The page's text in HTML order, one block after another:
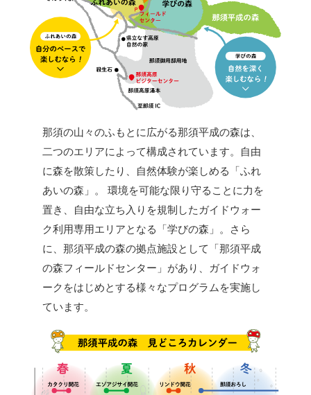
那須の山々のふもとに広がる那須平成の森は、
二つのエリアによって構成されています。自由
に森を散策したり、自然体験が楽しめる「ふれ
あいの森」。 環境を可能な限り守ることに力を
置き、自由な立ち入りを規制したガイドウォー
ク利用専用エリアとなる「学びの森」。さら
に、那須平成の森の拠点施設として「那須平成
の森フィールドセンター」があり、ガイドウォ
ークをはじめとする様々なプログラムを実施し
ています。